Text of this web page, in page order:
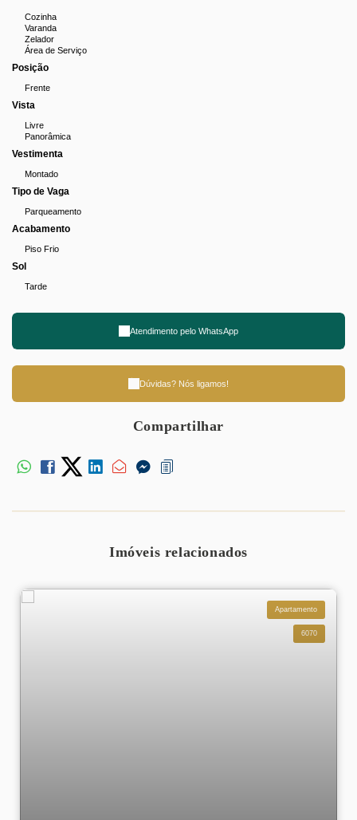
Cozinha
Varanda
Zelador
Área de Serviço
Posição
Frente
Vista
Livre
Panorâmica
Vestimenta
Montado
Tipo de Vaga
Parqueamento
Acabamento
Piso Frio
Sol
Tarde
Atendimento pelo WhatsApp
Dúvidas? Nós ligamos!
Compartilhar
Imóveis relacionados
Apartamento
6070